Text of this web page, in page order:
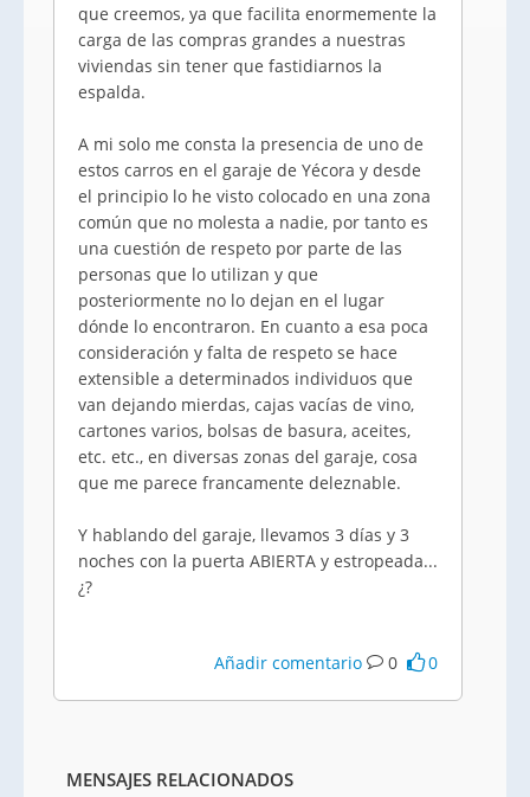
que creemos, ya que facilita enormemente la
carga de las compras grandes a nuestras
viviendas sin tener que fastidiarnos la
espalda.
A mi solo me consta la presencia de uno de
estos carros en el garaje de Yécora y desde
el principio lo he visto colocado en una zona
común que no molesta a nadie, por tanto es
una cuestión de respeto por parte de las
personas que lo utilizan y que
posteriormente no lo dejan en el lugar
dónde lo encontraron. En cuanto a esa poca
consideración y falta de respeto se hace
extensible a determinados individuos que
van dejando mierdas, cajas vacías de vino,
cartones varios, bolsas de basura, aceites,
etc. etc., en diversas zonas del garaje, cosa
que me parece francamente deleznable.
Y hablando del garaje, llevamos 3 días y 3
noches con la puerta ABIERTA y estropeada...
¿?
Añadir comentario 0 0
MENSAJES RELACIONADOS